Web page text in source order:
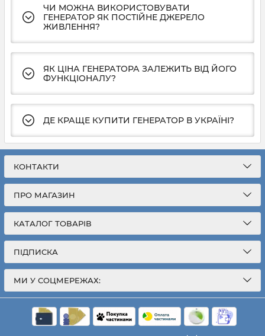
ЧИ МОЖНА ВИКОРИСТОВУВАТИ
ГЕНЕРАТОР ЯК ПОСТІЙНЕ ДЖЕРЕЛО
ЖИВЛЕННЯ?
ЯК ЦІНА ГЕНЕРАТОРА ЗАЛЕЖИТЬ ВІД ЙОГО
ФУНКЦІОНАЛУ?
ДЕ КРАЩЕ КУПИТИ ГЕНЕРАТОР В УКРАЇНІ?
КОНТАКТИ
ПРО МАГАЗИН
КАТАЛОГ ТОВАРІВ
ПІДПИСКА
МИ У СОЦМЕРЕЖАХ: